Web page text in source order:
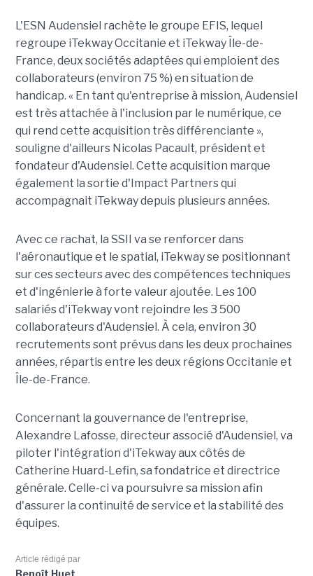
L'ESN Audensiel rachète le groupe EFIS, lequel
regroupe iTekway Occitanie et iTekway Île-de-
France, deux sociétés adaptées qui emploient des
collaborateurs (environ 75 %) en situation de
handicap. « En tant qu'entreprise à mission, Audensiel
est très attachée à l'inclusion par le numérique, ce
qui rend cette acquisition très différenciante »,
souligne d'ailleurs Nicolas Pacault, président et
fondateur d'Audensiel. Cette acquisition marque
également la sortie d'Impact Partners qui
accompagnait iTekway depuis plusieurs années.
Avec ce rachat, la SSII va se renforcer dans
l'aéronautique et le spatial, iTekway se positionnant
sur ces secteurs avec des compétences techniques
et d'ingénierie à forte valeur ajoutée. Les 100
salariés d'iTekway vont rejoindre les 3 500
collaborateurs d'Audensiel. À cela, environ 30
recrutements sont prévus dans les deux prochaines
années, répartis entre les deux régions Occitanie et
Île-de-France.
Concernant la gouvernance de l'entreprise,
Alexandre Lafosse, directeur associé d'Audensiel, va
piloter l'intégration d'iTekway aux côtés de
Catherine Huard-Lefin, sa fondatrice et directrice
générale. Celle-ci va poursuivre sa mission afin
d'assurer la continuité de service et la stabilité des
équipes.
Article rédigé par
Benoît Huet